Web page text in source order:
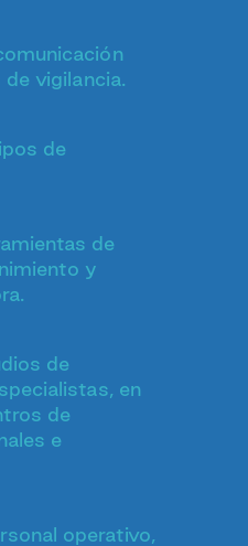
vigilancia.
de
de
y
de
en
de
e
operativo,